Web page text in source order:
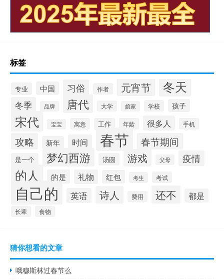
标签
专业 中国 习俗 作者 元宵节 冬天
冬季 品牌 唐代 大学 娘家 学校 孩子
宋代 宝宝 寓意 工作 年龄 很多人 手机
攻略 新年 时间 春节 春节期间
是一个 梦幻西游 汤圆 游戏 父母 疫情
的人 的是 礼物 红包 考生 考试
自己的 英语 诗人 费用 还不 都是
长辈 食物
猜你想看的文章
哦穆斯林过春节么